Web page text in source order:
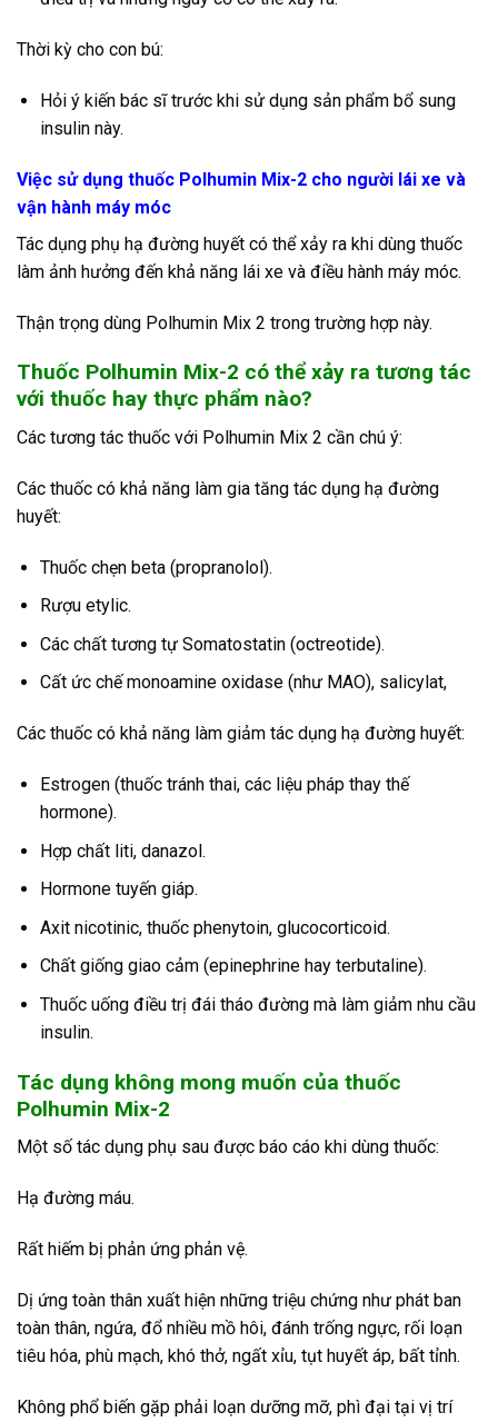
Thời kỳ cho con bú:
Hỏi ý kiến bác sĩ trước khi sử dụng sản phẩm bổ sung
insulin này.
Việc sử dụng thuốc Polhumin Mix-2 cho người lái xe và
vận hành máy móc
Tác dụng phụ hạ đường huyết có thể xảy ra khi dùng thuốc
làm ảnh hưởng đến khả năng lái xe và điều hành máy móc.
Thận trọng dùng Polhumin Mix 2 trong trường hợp này.
Thuốc Polhumin Mix-2 có thể xảy ra tương tác
với thuốc hay thực phẩm nào?
Các tương tác thuốc với Polhumin Mix 2 cần chú ý:
Các thuốc có khả năng làm gia tăng tác dụng hạ đường
huyết:
Thuốc chẹn beta (propranolol).
Rượu etylic.
Các chất tương tự Somatostatin (octreotide).
Cất ức chế monoamine oxidase (như MAO), salicylat,
Các thuốc có khả năng làm giảm tác dụng hạ đường huyết:
Estrogen (thuốc tránh thai, các liệu pháp thay thế
hormone).
Hợp chất liti, danazol.
Hormone tuyến giáp.
Axit nicotinic, thuốc phenytoin, glucocorticoid.
Chất giống giao cảm (epinephrine hay terbutaline).
Thuốc uống điều trị đái tháo đường mà làm giảm nhu cầu
insulin.
Tác dụng không mong muốn của thuốc
Polhumin Mix-2
Một số tác dụng phụ sau được báo cáo khi dùng thuốc:
Hạ đường máu.
Rất hiếm bị phản ứng phản vệ.
Dị ứng toàn thân xuất hiện những triệu chứng như phát ban
toàn thân, ngứa, đổ nhiều mồ hôi, đánh trống ngực, rối loạn
tiêu hóa, phù mạch, khó thở, ngất xỉu, tụt huyết áp, bất tỉnh.
Không phổ biến gặp phải loạn dưỡng mỡ, phì đại tại vị trí